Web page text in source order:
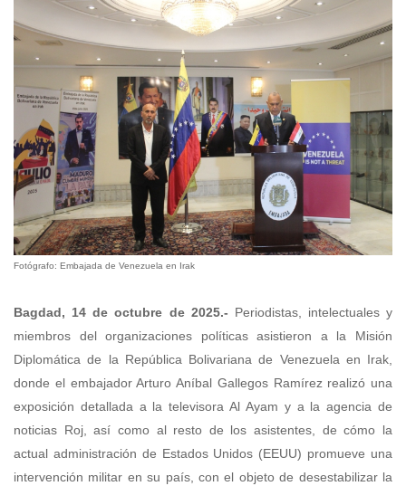
Fotógrafo: Embajada de Venezuela en Irak
Bagdad, 14 de octubre de 2025.- Periodistas, intelectuales y
miembros del organizaciones políticas asistieron a la Misión
Diplomática de la República Bolivariana de Venezuela en Irak,
donde el embajador Arturo Aníbal Gallegos Ramírez realizó una
exposición detallada a la televisora Al Ayam y a la agencia de
noticias Roj, así como al resto de los asistentes, de cómo la
actual administración de Estados Unidos (EEUU) promueve una
intervención militar en su país, con el objeto de desestabilizar la